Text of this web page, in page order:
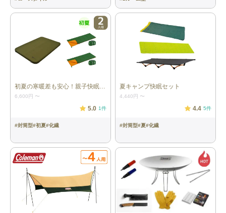
テント：1張
［BCクロスドーム/270／コールマン］
内容：テント本体（フライシート、イ
ンナーテント）、ポール×5本（内キャ
ノピーポール×2本）、ペグ×21本、ロ
ープ×10本、ペグハンマー、取扱説明
書、キャリーバッグ 本体サイズ：約
W415×D270×H175cm 重量：約
W415×D270×H175cm 最大対応人数：
寝袋：４個
［ファミリーバッグ#3／モンベル］ サ
イズ：約75×190cm（収納時：
あたり） 快適温度：7度〜(春秋に最適)
マット：４個
［フォームパッド180／モンベル］ 本
体サイズ：長さ181×幅51×厚さ1.6cm
重量：約383g（1つあたり）
ランタン：1個
［Explorer EX-V777D ／GENTOS］ 本
体サイズ：W102.4×H184.1×D87.3mm
重量：約802g（電池含）（1つあた
初夏の寒暖差も安心！親子快眠セット
6,600円 〜
5.0 1件
#封筒型#初夏#化繊
夏キャンプ快眠セット
4,440円 〜
4.4 5件
#封筒型#夏#化繊